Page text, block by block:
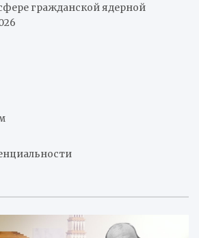
гражданской ядерной